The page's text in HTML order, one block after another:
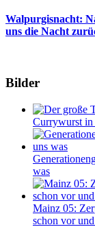
Walpurgisnacht:
uns die Nacht
Bilder
Currywurst
was
Mainz 05:
schon vor